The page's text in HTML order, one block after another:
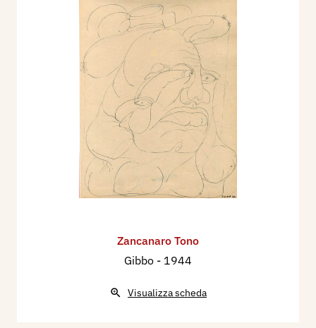
Zancanaro Tono
Gibbo - 1944
Visualizza scheda